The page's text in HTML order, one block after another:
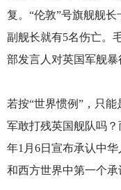
复。“伦敦”号旗舰舰
副舰长就有5名伤亡。
部发言人对英国军舰暴
若按“世界惯例”，只
军敢打残英国舰队吗
年1月6日宣布承认中
和西方世界中第一个承